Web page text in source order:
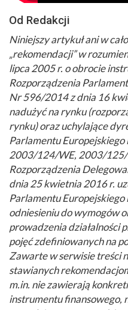
Od Redakcji
Niniejszy artykuł ani w
„rekomendacji” w
lipca 2005 r. o obrocie
Rozporządzenia
Nr 596/2014 z dnia 16
nadużyć na rynku
rynku) oraz uchylające
Parlamentu
2003/124/WE, 2003/
Rozporządzenia
dnia 25 kwietnia 2016 r.
Parlamentu
odniesieniu do wymogów
prowadzenia działalności
pojęć zdefiniowanych na
Zawarte w serwisie treści
stawianych
m.in. nie zawierają
instrumentu finansowego,